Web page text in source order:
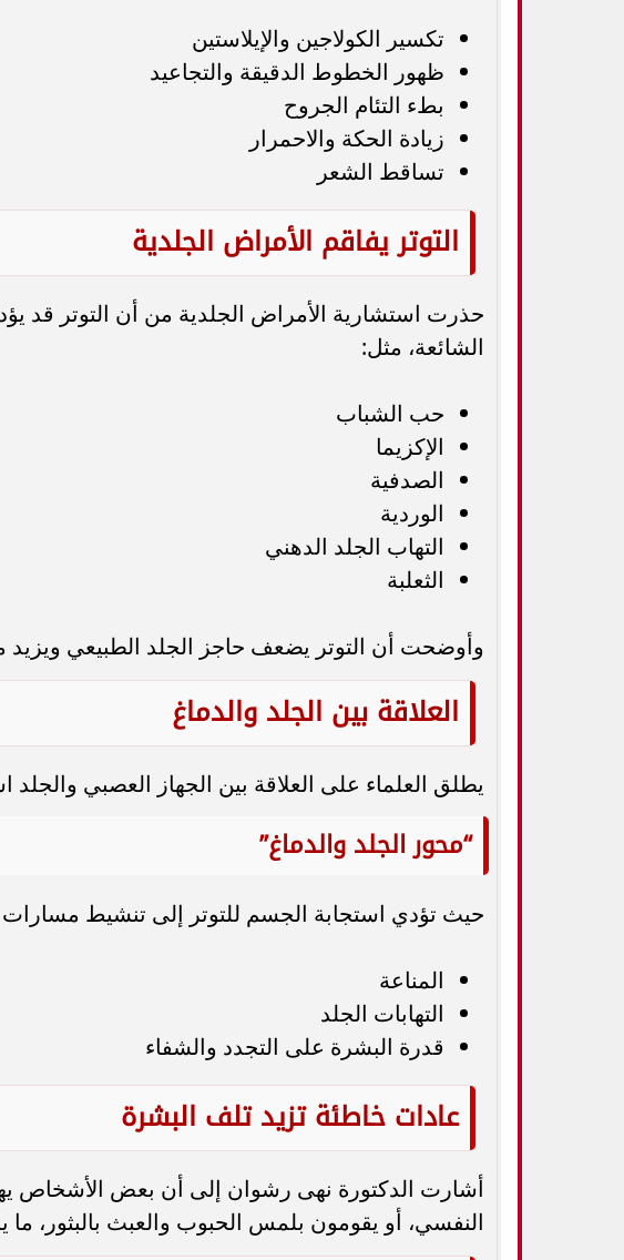
تكسير الكولاجين والإيلاستين
ظهور الخطوط الدقيقة والتجاعيد
بطء التئام الجروح
زيادة الحكة والاحمرار
تساقط الشعر
التوتر يفاقم الأمراض الجلدية
حذرت استشارية الأمراض الجلدية من أن التوتر قد
الشائعة، مثل:
حب الشباب
الإكزيما
الصدفية
الوردية
التهاب الجلد الدهني
الثعلبة
وأوضحت أن التوتر يضعف حاجز الجلد الطبيعي ويزيد
العلاقة بين الجلد والدماغ
يطلق العلماء على العلاقة بين الجهاز العصبي والجلد
“محور الجلد والدماغ”
حيث تؤدي استجابة الجسم للتوتر إلى تنشيط
المناعة
التهابات الجلد
قدرة البشرة على التجدد والشفاء
عادات خاطئة تزيد تلف البشرة
أشارت الدكتورة نهى رشوان إلى أن بعض الأشخاص
النفسي، أو يقومون بلمس الحبوب والعبث بالبثور، ما